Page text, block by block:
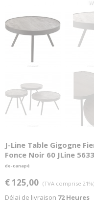
J-Line Table Gigogne
Fonce Noir 60 JLine
de-canapé
€ 125,00 (TVA comprise 21%)
Délai de livraison 72 Heures